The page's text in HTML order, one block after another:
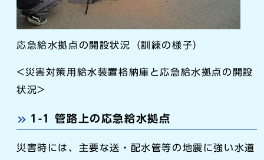
応急給水拠点の開設状況（訓練の様子）
<災害対策用給水装置格納庫と応急給水拠点の開設
状況>
1-1 管路上の応急給水拠点
災害時には、主要な送・配水管等の地震に強い水道